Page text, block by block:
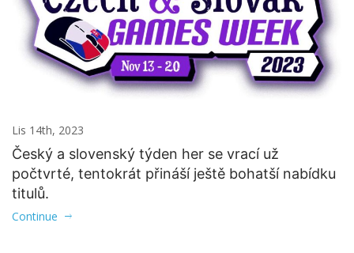
Lis 14th, 2023
Český a slovenský týden her se vrací už
počtvrté, tentokrát přináší ještě bohatší nabídku
titulů.
Continue